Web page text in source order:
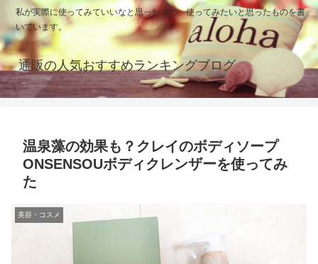
私が実際に使ってみていいなと思ったもの、使ってみたいと思ったものを書
いています。
通販の人気おすすめランキングブログ
温泉藻の効果も？クレイのボディソープ
ONSENSOUボディクレンザーを使ってみ
た
美容・コスメ